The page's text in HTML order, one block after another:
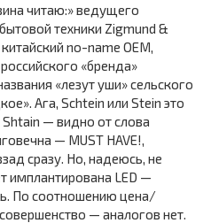
читаю:» ведущего
техники Zigmund &
no-name OEM,
«бренда»
«лезут уши» сельского
Ага, Schtein или Stein это
— видно от слова
— MUST HAVE!,
сразу. Но, надеюсь, не
имплантирована LED —
По соотношению цена/
— аналогов нет.